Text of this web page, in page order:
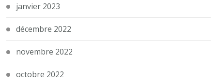
janvier 2023
décembre 2022
novembre 2022
octobre 2022